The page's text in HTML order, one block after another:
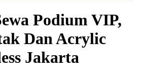
Podium VIP,
Dan Acrylic
Jakarta